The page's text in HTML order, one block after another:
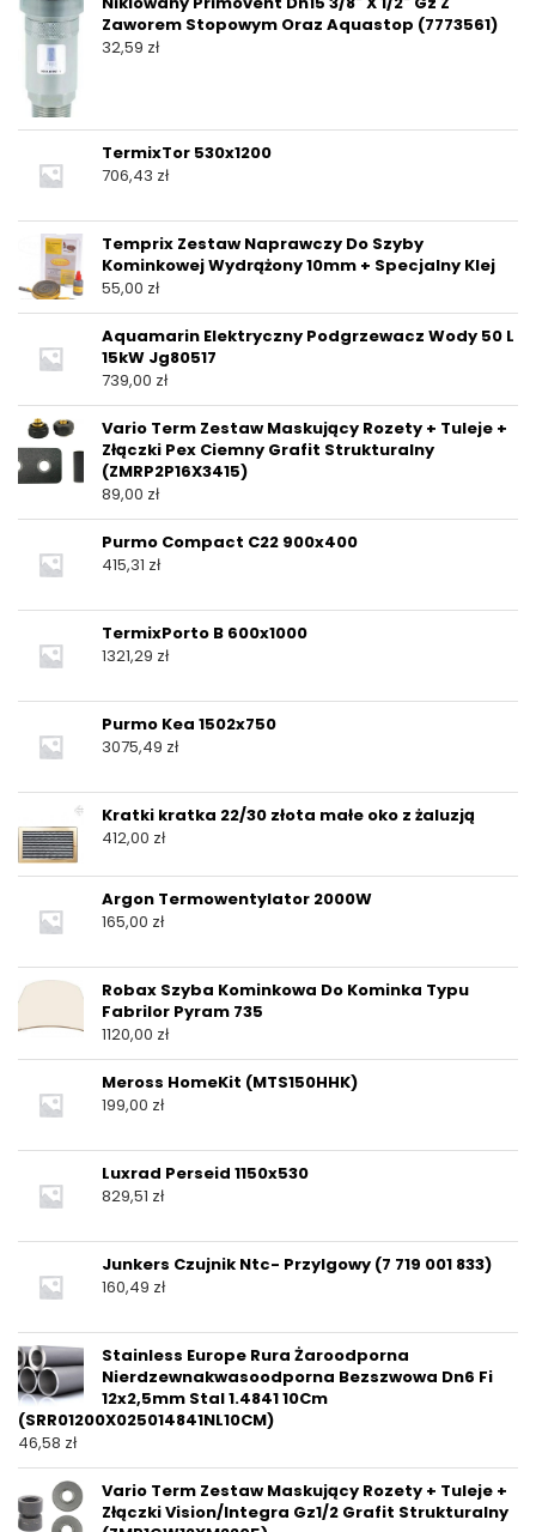
Zaworem Stopowym Oraz Aquastop (7773561)
32,59 zł
TermixTor 530x1200
706,43 zł
Temprix Zestaw Naprawczy Do Szyby
Kominkowej Wydrążony 10mm + Specjalny Klej
55,00 zł
Aquamarin Elektryczny Podgrzewacz Wody 50 L
15kW Jg80517
739,00 zł
Vario Term Zestaw Maskujący Rozety + Tuleje +
Złączki Pex Ciemny Grafit Strukturalny
(ZMRP2P16X3415)
89,00 zł
Purmo Compact C22 900x400
415,31 zł
TermixPorto B 600x1000
1321,29 zł
Purmo Kea 1502x750
3075,49 zł
Kratki kratka 22/30 złota małe oko z żaluzją
412,00 zł
Argon Termowentylator 2000W
165,00 zł
Robax Szyba Kominkowa Do Kominka Typu
Fabrilor Pyram 735
1120,00 zł
Meross HomeKit (MTS150HHK)
199,00 zł
Luxrad Perseid 1150x530
829,51 zł
Junkers Czujnik Ntc- Przylgowy (7 719 001 833)
160,49 zł
Stainless Europe Rura Żaroodporna
Nierdzewnakwasoodporna Bezszwowa Dn6 Fi
12x2,5mm Stal 1.4841 10Cm
(SRR01200X025014841NL10CM)
46,58 zł
Vario Term Zestaw Maskujący Rozety + Tuleje +
Złączki Vision/Integra Gz1/2 Grafit Strukturalny